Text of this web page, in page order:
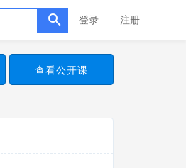
登录 注册
查看公开课